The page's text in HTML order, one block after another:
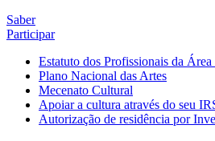
Saber
Participar
Estatuto dos Profissionais da
Plano Nacional das Artes
Mecenato Cultural
Apoiar a cultura através do seu
Autorização de residência por